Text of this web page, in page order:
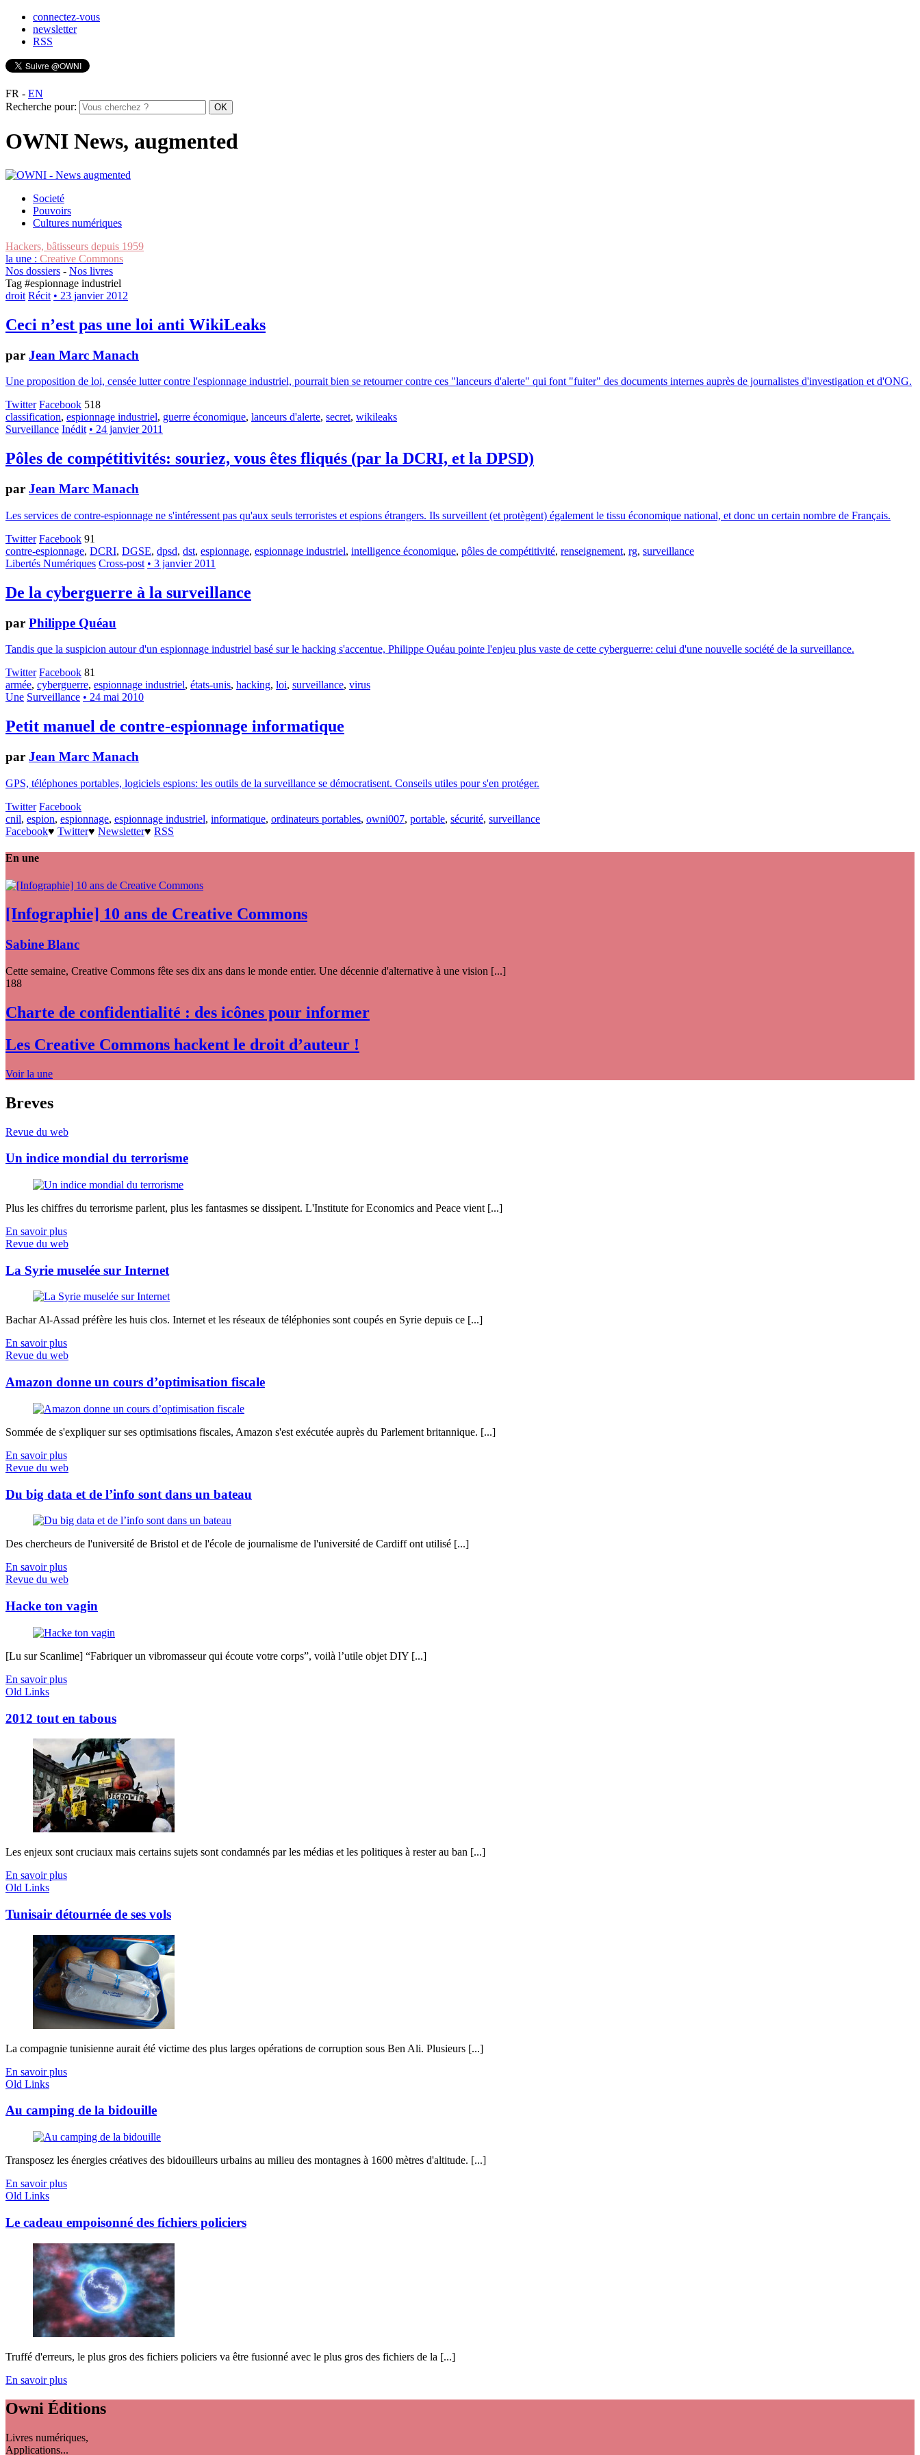
connectez-vous
newsletter
RSS
FR - EN
Recherche pour:
OWNI News, augmented
Societé
Pouvoirs
Cultures numériques
Hackers, bâtisseurs depuis 1959
la une : Creative Commons
Nos dossiers - Nos livres
Tag #espionnage industriel
droit Récit • 23 janvier 2012
Ceci n’est pas une loi anti WikiLeaks
par Jean Marc Manach
Une proposition de loi, censée lutter contre l'espionnage industriel, pourrait bien se retourner contre ces "lanceurs d'alerte" qui font "fuiter" des documents internes auprès de journalistes d'investigation et d'ONG.
Twitter Facebook 518
classification, espionnage industriel, guerre économique, lanceurs d'alerte, secret, wikileaks
Surveillance Inédit • 24 janvier 2011
Pôles de compétitivités: souriez, vous êtes fliqués (par la DCRI, et la DPSD)
par Jean Marc Manach
Les services de contre-espionnage ne s'intéressent pas qu'aux seuls terroristes et espions étrangers. Ils surveillent (et protègent) également le tissu économique national, et donc un certain nombre de Français.
Twitter Facebook 91
contre-espionnage, DCRI, DGSE, dpsd, dst, espionnage, espionnage industriel, intelligence économique, pôles de compétitivité, renseignement, rg, surveillance
Libertés Numériques Cross-post • 3 janvier 2011
De la cyberguerre à la surveillance
par Philippe Quéau
Tandis que la suspicion autour d'un espionnage industriel basé sur le hacking s'accentue, Philippe Quéau pointe l'enjeu plus vaste de cette cyberguerre: celui d'une nouvelle société de la surveillance.
Twitter Facebook 81
armée, cyberguerre, espionnage industriel, états-unis, hacking, loi, surveillance, virus
Une Surveillance • 24 mai 2010
Petit manuel de contre-espionnage informatique
par Jean Marc Manach
GPS, téléphones portables, logiciels espions: les outils de la surveillance se démocratisent. Conseils utiles pour s'en protéger.
Twitter Facebook
cnil, espion, espionnage, espionnage industriel, informatique, ordinateurs portables, owni007, portable, sécurité, surveillance
Facebook♥ Twitter♥ Newsletter♥ RSS
En une
[Infographie] 10 ans de Creative Commons
Sabine Blanc
Cette semaine, Creative Commons fête ses dix ans dans le monde entier. Une décennie d'alternative à une vision [...]
188
Charte de confidentialité : des icônes pour informer
Les Creative Commons hackent le droit d’auteur !
Voir la une
Breves
Revue du web
Un indice mondial du terrorisme
Plus les chiffres du terrorisme parlent, plus les fantasmes se dissipent. L'Institute for Economics and Peace vient [...]
En savoir plus
Revue du web
La Syrie muselée sur Internet
Bachar Al-Assad préfère les huis clos. Internet et les réseaux de téléphonies sont coupés en Syrie depuis ce [...]
En savoir plus
Revue du web
Amazon donne un cours d’optimisation fiscale
Sommée de s'expliquer sur ses optimisations fiscales, Amazon s'est exécutée auprès du Parlement britannique. [...]
En savoir plus
Revue du web
Du big data et de l’info sont dans un bateau
Des chercheurs de l'université de Bristol et de l'école de journalisme de l'université de Cardiff ont utilisé [...]
En savoir plus
Revue du web
Hacke ton vagin
[Lu sur Scanlime] “Fabriquer un vibromasseur qui écoute votre corps”, voilà l’utile objet DIY [...]
En savoir plus
Old Links
2012 tout en tabous
Les enjeux sont cruciaux mais certains sujets sont condamnés par les médias et les politiques à rester au ban [...]
En savoir plus
Old Links
Tunisair détournée de ses vols
La compagnie tunisienne aurait été victime des plus larges opérations de corruption sous Ben Ali. Plusieurs [...]
En savoir plus
Old Links
Au camping de la bidouille
Transposez les énergies créatives des bidouilleurs urbains au milieu des montagnes à 1600 mètres d'altitude. [...]
En savoir plus
Old Links
Le cadeau empoisonné des fichiers policiers
Truffé d'erreurs, le plus gros des fichiers policiers va être fusionné avec le plus gros des fichiers de la [...]
En savoir plus
Owni Éditions
Livres numériques,
Applications...